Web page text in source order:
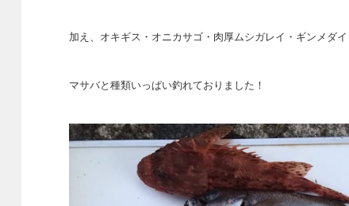
加え、オキギス・オニカサゴ・肉厚ムシガレイ・ギンメダ
マサバと種類いっぱい釣れておりました！